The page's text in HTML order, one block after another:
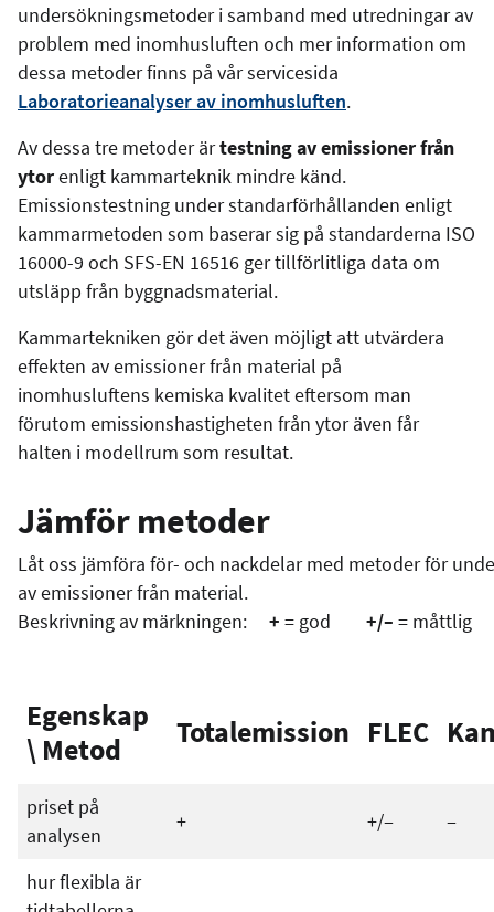
undersökningsmetoder i samband med utredningar av
problem med inomhusluften och mer information om
dessa metoder finns på vår servicesida
Laboratorieanalyser av inomhusluften.
Av dessa tre metoder ärtestning av emissioner från
ytorenligt kammarteknik mindre känd.
Emissionstestning under standarförhållanden enligt
kammarmetoden som baserar sig på standarderna ISO
16000-9 och SFS-EN 16516 ger tillförlitliga data om
utsläpp från byggnadsmaterial.
Kammartekniken gör det även möjligt att utvärdera
effekten av emissioner från material på
inomhusluftens kemiska kvalitet eftersom man
förutom emissionshastigheten från ytor även får
halten i modellrum som resultat.
Jämför metoder
Låt oss jämföra för- och nackdelar med metoder för
av emissioner från material.
Beskrivning av märkningen: + = god +/– =
Egenskap
\ Metod
Totalemission FLEC
priset på
analysen
+ +/‒ ‒
hur flexibla är